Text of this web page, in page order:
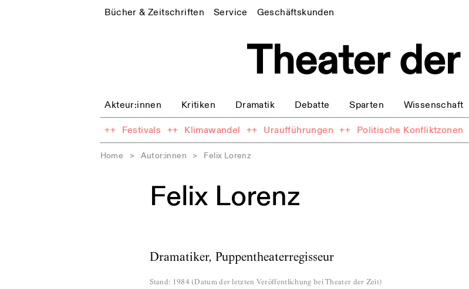
Bücher & Zeitschriften Service Geschäftskunden
Akteur:innen Kritiken Dramatik Debatte Sparten Wissenschaft
++ Festivals ++ Klimawandel ++ Uraufführungen ++ Politische Konfliktzonen
Home > Autor:innen > Felix Lorenz
Felix Lorenz
Dramatiker, Puppentheaterregisseur
Stand: 1984 (Datum der letzten Veröffentlichung bei Theater der Zeit)